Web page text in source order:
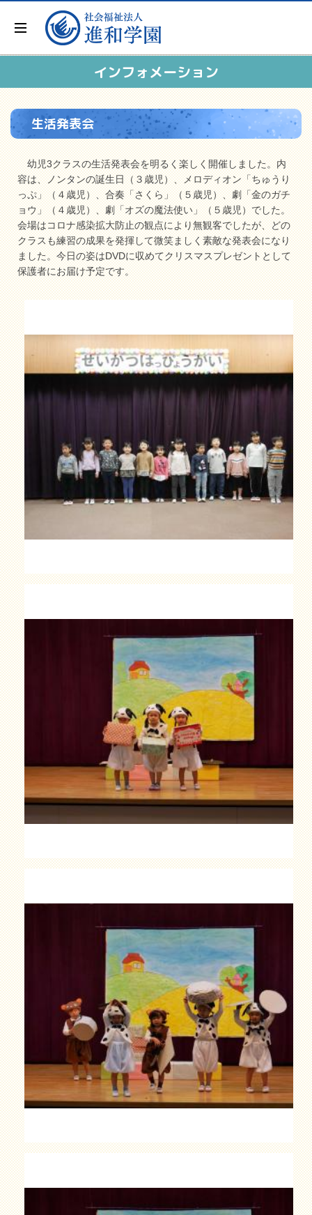
インフォメーション
生活発表会
幼児3クラスの生活発表会を明るく楽しく開催しました。内
容は、ノンタンの誕生日（３歳児）、メロディオン「ちゅうり
っぷ」（４歳児）、合奏「さくら」（５歳児）、劇「金のガチ
ョウ」（４歳児）、劇「オズの魔法使い」（５歳児）でした。
会場はコロナ感染拡大防止の観点により無観客でしたが、どの
クラスも練習の成果を発揮して微笑ましく素敵な発表会になり
ました。今日の姿はDVDに収めてクリスマスプレゼントとして
保護者にお届け予定です。